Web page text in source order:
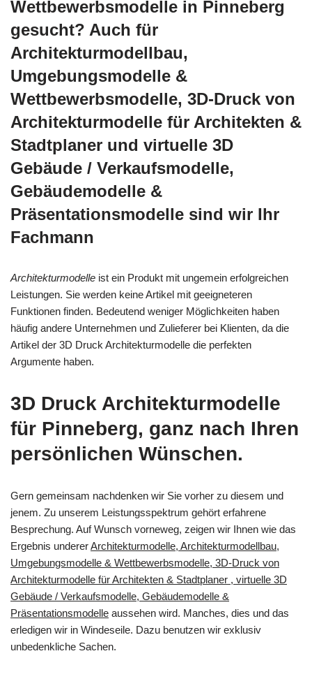
Wettbewerbsmodelle in Pinneberg
gesucht? Auch für
Architekturmodellbau,
Umgebungsmodelle &
Wettbewerbsmodelle, 3D-Druck von
Architekturmodelle für Architekten &
Stadtplaner und virtuelle 3D
Gebäude / Verkaufsmodelle,
Gebäudemodelle &
Präsentationsmodelle sind wir Ihr
Fachmann
Architekturmodelle ist ein Produkt mit ungemein erfolgreichen
Leistungen. Sie werden keine Artikel mit geeigneteren
Funktionen finden. Bedeutend weniger Möglichkeiten haben
häufig andere Unternehmen und Zulieferer bei Klienten, da die
Artikel der 3D Druck Architekturmodelle die perfekten
Argumente haben.
3D Druck Architekturmodelle
für Pinneberg, ganz nach Ihren
persönlichen Wünschen.
Gern gemeinsam nachdenken wir Sie vorher zu diesem und
jenem. Zu unserem Leistungsspektrum gehört erfahrene
Besprechung. Auf Wunsch vorneweg, zeigen wir Ihnen wie das
Ergebnis undererArchitekturmodelle, Architekturmodellbau,
Umgebungsmodelle & Wettbewerbsmodelle, 3D-Druck von
Architekturmodelle für Architekten & Stadtplaner , virtuelle 3D
Gebäude / Verkaufsmodelle, Gebäudemodelle &
Präsentationsmodelle aussehen wird. Manches, dies und das
erledigen wir in Windeseile. Dazu benutzen wir exklusiv
unbedenkliche Sachen.